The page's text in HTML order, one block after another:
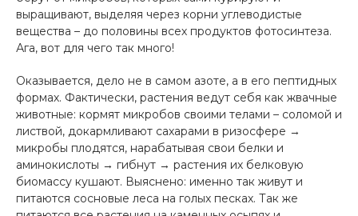
выращивают, выделяя через корни углеводистые
вещества – до половины всех продуктов фотосинтеза.
Ага, вот для чего так много!
Оказывается, дело не в самом азоте, а в его пептидных
формах. Фактически, растения ведут себя как жвачные
животные: кормят микробов своими телами – соломой и
листвой, докармливают сахарами в ризосфере →
микробы плодятся, нарабатывая свои белки и
аминокислоты → гибнут → растения их белковую
биомассу кушают. Выяснено: именно так живут и
питаются сосновые леса на голых песках. Так же